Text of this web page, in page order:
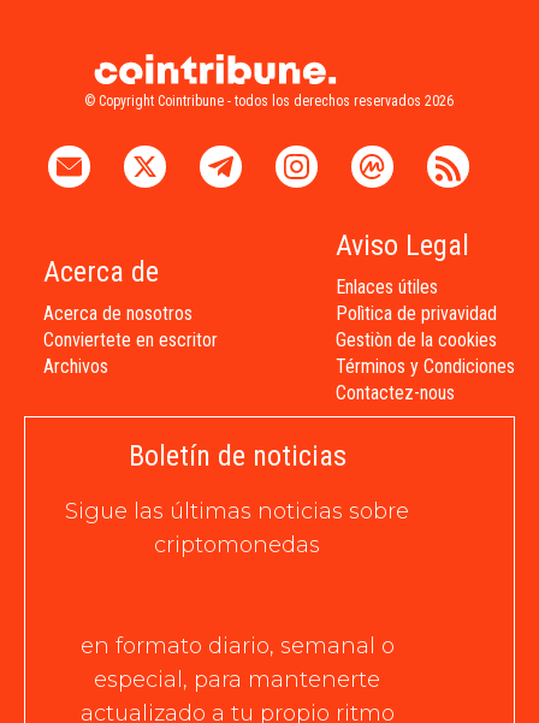
© Copyright Cointribune - todos los derechos reservados 2026
Acerca de
Acerca de nosotros
Conviertete en escritor
Archivos
Aviso Legal
Enlaces útiles
Polìtica de privavidad
Gestiòn de la cookies
Términos y Condiciones
Contactez-nous
Boletín de noticias
Sigue las últimas noticias sobre
criptomonedas
en formato diario, semanal o
especial, para mantenerte
actualizado a tu propio ritmo